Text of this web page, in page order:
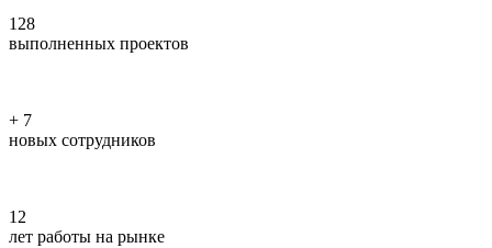
128
выполненных проектов
+ 7
новых сотрудников
12
лет работы на рынке